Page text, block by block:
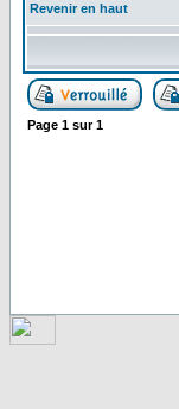
Revenir en haut
Page 1 sur1